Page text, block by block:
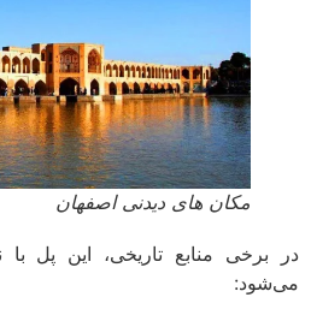
مکان های دیدنی اصفهان
منابع تاریخی، این پل با